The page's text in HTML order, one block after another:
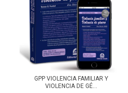
GPP VIOLENCIA FAMILIAR Y
VIOLENCIA DE GÉ...